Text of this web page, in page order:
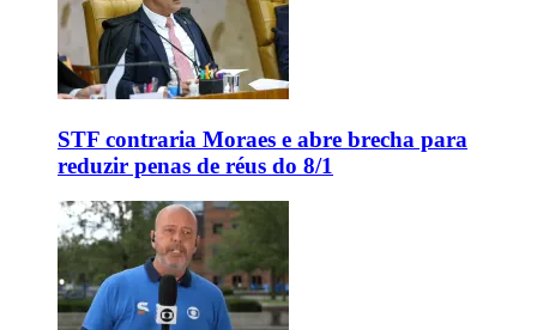
STF contraria Moraes e abre brecha para
reduzir penas de réus do 8/1